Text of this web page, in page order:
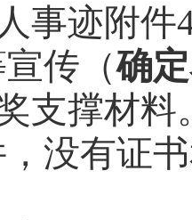
事迹附
传（确
支撑材
没有证